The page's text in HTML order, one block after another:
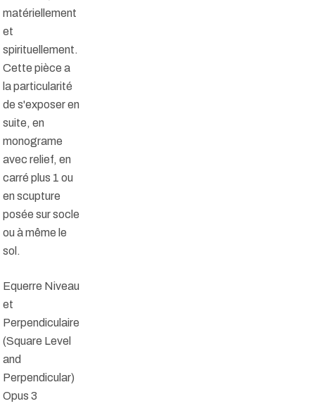
matériellement
et
spirituellement.
Cette pièce a
la particularité
de s'exposer en
suite, en
monograme
avec relief, en
carré plus 1 ou
en scupture
posée sur socle
ou à même le
sol.
Equerre Niveau
et
Perpendiculaire
(Square Level
and
Perpendicular)
Opus 3